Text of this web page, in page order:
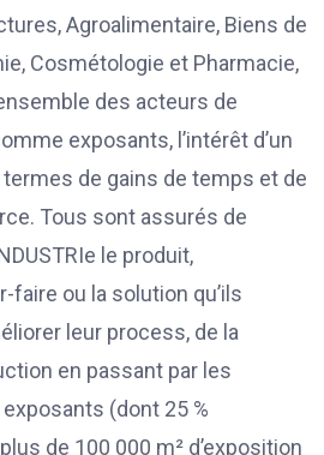
Agroalimentaire, Biens de
Cosmétologie et Pharmacie,
des acteurs de
exposants, l’intérêt d’un
de gains de temps et de
Tous sont assurés de
le produit,
faire ou la solution qu’ils
leur process, de la
en passant par les
(dont 25 %
de 100 000 m² d’exposition